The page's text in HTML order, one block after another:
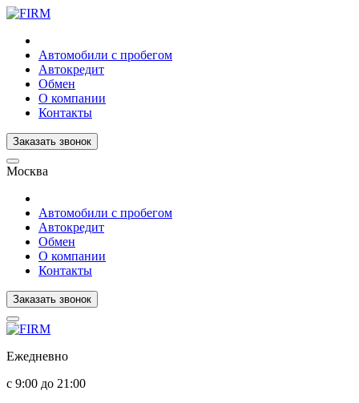
Автомобили с пробегом
Автокредит
Обмен
О компании
Контакты
Заказать звонок
Москва
Автомобили с пробегом
Автокредит
Обмен
О компании
Контакты
Заказать звонок
Ежедневно
с 9:00 до 21:00